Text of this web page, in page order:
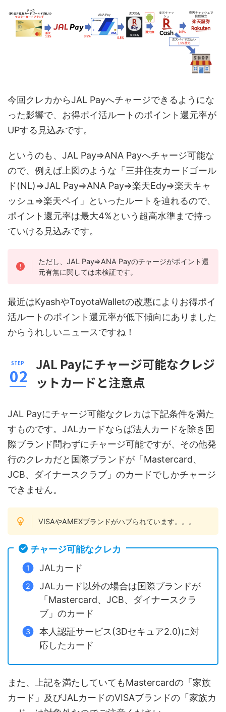
今回クレカからJAL Payへチャージできるようにな
った影響で、お得ポイ活ルートのポイント還元率が
UPする見込みです。
というのも、JAL Pay⇒ANA Payへチャージ可能な
ので、例えば上図のような「三井住友カードゴール
ド(NL)⇒JAL Pay⇒ANA Pay⇒楽天Edy⇒楽天キャ
ッシュ⇒楽天ペイ」といったルートを辿れるので、
ポイント還元率は最大4%という超高水準まで持っ
ていける見込みです。
ただし、JAL Pay⇒ANA Payのチャージがポイント還
元有無に関しては未検証です。
最近はKyashやToyotaWalletの改悪によりお得ポイ
活ルートのポイント還元率が低下傾向にありました
からうれしいニュースですね！
JAL Payにチャージ可能なクレジ
ットカードと注意点
JAL Payにチャージ可能なクレカは下記条件を満た
すものです。JALカードならば法人カードを除き国
際ブランド問わずにチャージ可能ですが、その他発
行のクレカだと国際ブランドが「Mastercard、
JCB、ダイナースクラブ」のカードでしかチャージ
できません。
VISAやAMEXブランドがハブられています。。。
チャージ可能なクレカ
JALカード
JALカード以外の場合は国際ブランドが
「Mastercard、JCB、ダイナースクラ
ブ」のカード
本人認証サービス(3Dセキュア2.0)に対
応したカード
また、上記を満たしていてもMastercardの「家族
カード」及びJALカードのVISAブランドの「家族カ